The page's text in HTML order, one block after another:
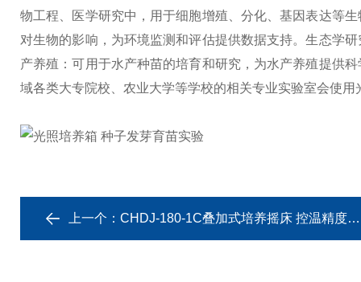
物工程、医学研究中，用于细胞增殖、分化、基因表达等
对生物的影响，为环境监测和评估提供数据支持。生态学研
产养殖：可用于水产种苗的培育和研究，为水产养殖提供
域各类大专院校、农业大学等学校的相关专业实验室会使
上一个： CHDJ-180-1C叠加式培养摇床 控温精度高紫外灭菌